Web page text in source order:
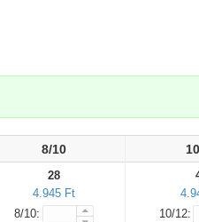
8/10
28
4.945 Ft
8/10:
10/12: